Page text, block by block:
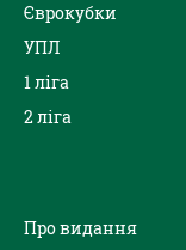
Єврокубки
УПЛ
1 ліга
2 ліга
Про видання